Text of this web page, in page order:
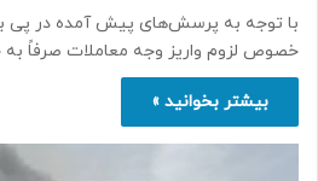
با توجه به پرسش‌های پیش آمده در پی
خصوص لزوم واریز وجه معاملات صرفاً
بیشتر بخوانید »